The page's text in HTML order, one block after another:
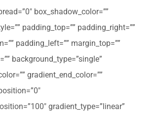
box_shadow_color=””
padding_top=”” padding_right=””
padding_left=”” margin_top=””
background_type=”single”
gradient_end_color=””
gradient_type=”linear”